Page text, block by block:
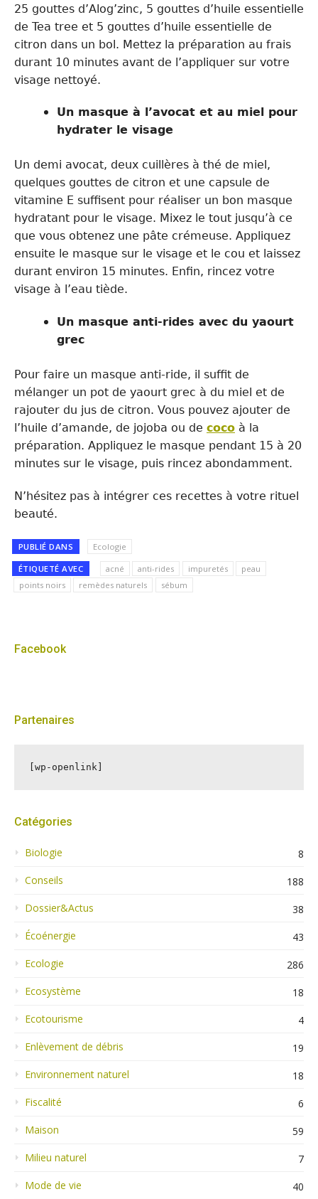
25 gouttes d’Alog’zinc, 5 gouttes d’huile essentielle
de Tea tree et 5 gouttes d’huile essentielle de
citron dans un bol. Mettez la préparation au frais
durant 10 minutes avant de l’appliquer sur votre
visage nettoyé.
Un masque à l’avocat et au miel pour
hydrater le visage
Un demi avocat, deux cuillères à thé de miel,
quelques gouttes de citron et une capsule de
vitamine E suffisent pour réaliser un bon masque
hydratant pour le visage. Mixez le tout jusqu’à ce
que vous obtenez une pâte crémeuse. Appliquez
ensuite le masque sur le visage et le cou et laissez
durant environ 15 minutes. Enfin, rincez votre
visage à l’eau tiède.
Un masque anti-rides avec du yaourt
grec
Pour faire un masque anti-ride, il suffit de
mélanger un pot de yaourt grec à du miel et de
rajouter du jus de citron. Vous pouvez ajouter de
l’huile d’amande, de jojoba ou de coco à la
préparation. Appliquez le masque pendant 15 à 20
minutes sur le visage, puis rincez abondamment.
N’hésitez pas à intégrer ces recettes à votre rituel
beauté.
PUBLIÉ DANS Ecologie
ÉTIQUETÉ AVEC acné anti-rides impuretés
peau
points noirs
remèdes naturels sébum
Facebook
Partenaires
[wp-openlink]
Catégories
Biologie
8
Conseils
188
Dossier&Actus
38
Écoénergie
43
Ecologie
286
Ecosystème
18
Ecotourisme
4
Enlèvement de débris
19
Environnement naturel
18
Fiscalité
6
Maison
59
Milieu naturel
7
Mode de vie
40